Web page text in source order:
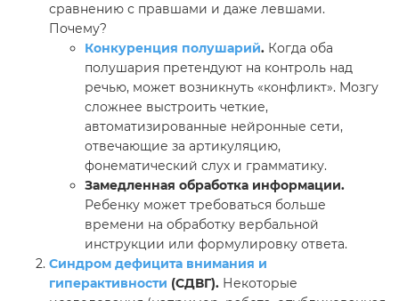
сравнению с правшами и даже левшами.
Почему?
Конкуренция полушарий. Когда оба
полушария претендуют на контроль над
речью, может возникнуть «конфликт». Мозгу
сложнее выстроить четкие,
автоматизированные нейронные сети,
отвечающие за артикуляцию,
фонематический слух и грамматику.
Замедленная обработка информации.
Ребенку может требоваться больше
времени на обработку вербальной
инструкции или формулировку ответа.
Синдром дефицита внимания и
гиперактивности (СДВГ). Некоторые